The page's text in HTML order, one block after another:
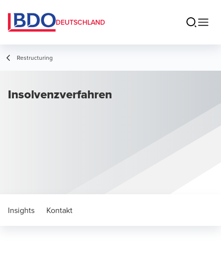
DEUTSCHLAND
Restructuring
Insolvenzverfahren
Insights Kontakt